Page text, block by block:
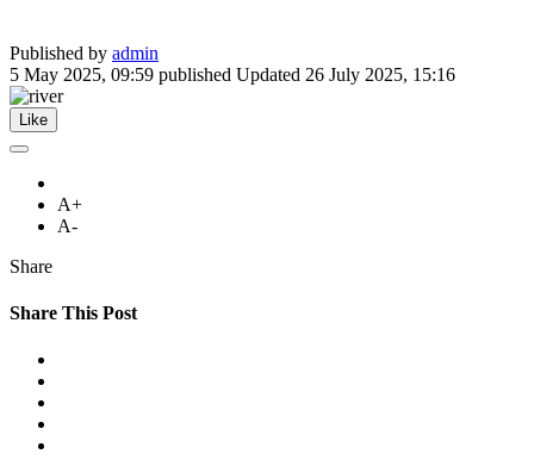
Published by admin
5 May 2025, 09:59 published Updated 26 July 2025, 15:16
Like
A+
A-
Share
Share This Post